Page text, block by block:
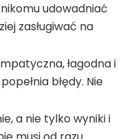
udowadniać
zasługiwać na
łagodna i
błędy. Nie
a nie tylko wyniki i